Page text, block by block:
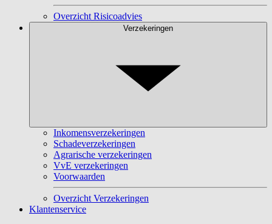
Overzicht Risicoadvies
Verzekeringen
Inkomensverzekeringen
Schadeverzekeringen
Agrarische verzekeringen
VvE verzekeringen
Voorwaarden
Overzicht Verzekeringen
Klantenservice